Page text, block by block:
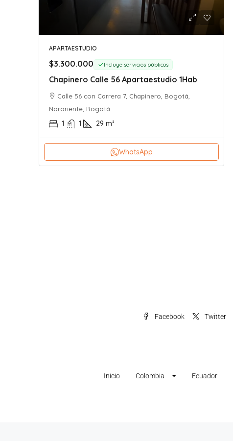
APARTAESTUDIO
$3.300.000 Incluye servicios públicos
Chapinero Calle 56 Apartaestudio 1Hab
Calle 56 con Carrera 7, Chapinero, Bogotá,
Nororiente, Bogotá
1 1 29 m²
WhatsApp
Facebook Twitter
Inicio Colombia Ecuador